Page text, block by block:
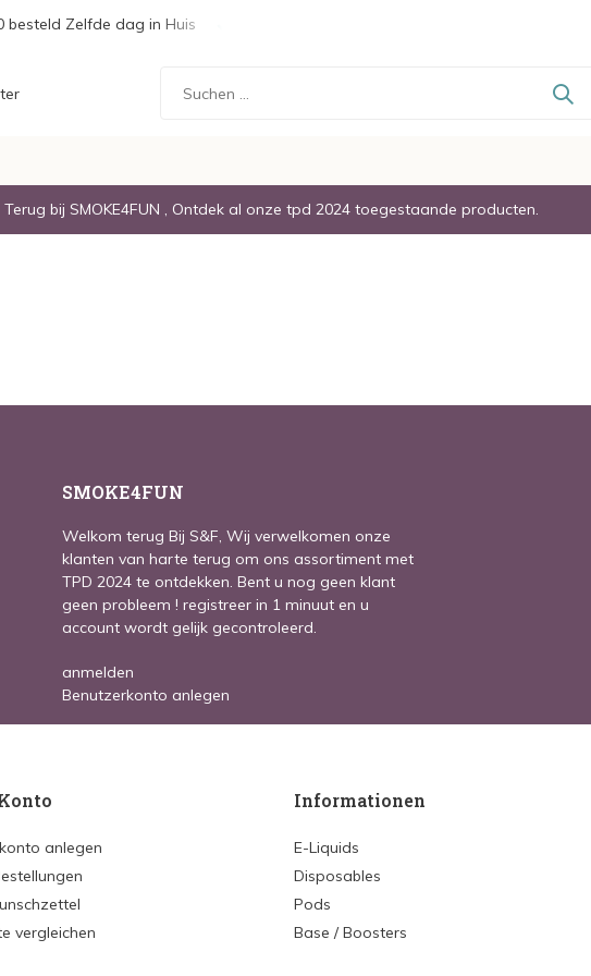
besteld Zelfde dag in Huis Voor
bij SMOKE4FUN , Ontdek al onze tpd 2024 toegestaande producten.
SMOKE4FUN
Welkom terug Bij S&F, Wij verwelkomen onze
klanten van harte terug om ons assortiment met
TPD 2024 te ontdekken. Bent u nog geen klant
geen probleem ! registreer in 1 minuut en u
account wordt gelijk gecontroleerd.
anmelden
Benutzerkonto anlegen
anlegen
vergleichen
Informationen
E-Liquids
Disposables
Pods
Base / Boosters